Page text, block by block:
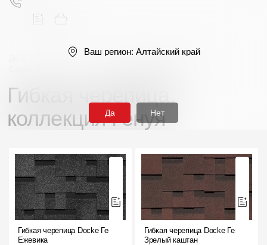
Продукция
Фасадные материалы
Сайдинг
Гибкая черепица / Однослойная /
Гибкая черепица,
коллекция Генуя
Гибкая черепица Docke Генуя
Ежевика
Гибкая черепица Docke Генуя
Зрелый каштан
Ваш регион: Алтайский край
Да Нет